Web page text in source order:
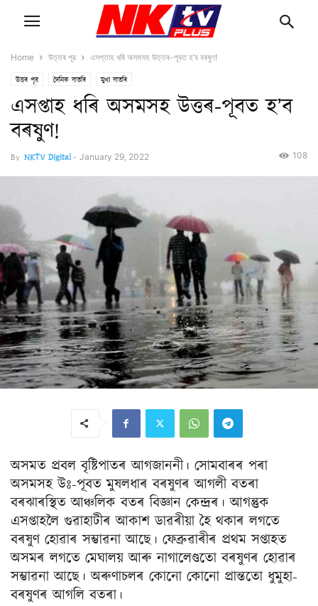
Home উত্তৰ পূৱ এসপ্তাহ ধৰি অসমসহ উত্তৰ-পূবত হ’ব বৰষুণ!
উত্তৰ পূৱ দৈনিক বাতৰি মুখ্য বাতৰি
এসপ্তাহ ধৰি অসমসহ উত্তৰ-পূবত হ’ব
বৰষুণ!
By NKTV Digital- January 29, 2022 108
অসমত প্ৰবল বৃষ্টিপাতৰ আগজাননী। সোমবাৰৰ পৰা
অসমসহ উঃ-পূবত মুষলধাৰ বৰষুণৰ আগলী বতৰা
বৰঝাৰস্থিত আঞ্চলিক বতৰ বিজ্ঞান কেন্দ্ৰৰ। আগন্তুক
এসপ্তাহলৈ গুৱাহাটীৰ আকাশ ডাৱৰীয়া হৈ থকাৰ লগতে
বৰষুণ হোৱাৰ সম্ভাৱনা আছে। ফেব্ৰুৱাৰীৰ প্ৰথম সপ্তাহত
অসমৰ লগতে মেঘালয় আৰু নাগালেণ্ডতো বৰষুণৰ হোৱাৰ
সম্ভাৱনা আছে। অৰুণাচলৰ কোনো কোনো প্ৰান্ততো ধুমুহা-
বৰষুণৰ আগলি বতৰা।